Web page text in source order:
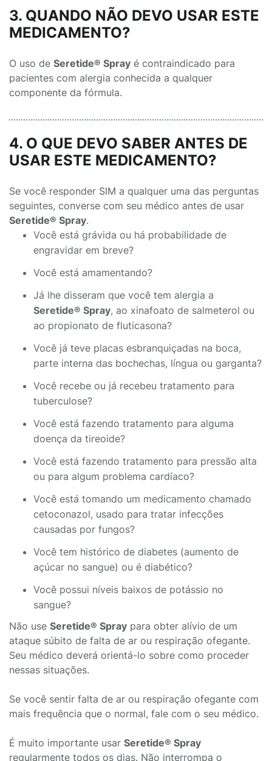
3. QUANDO NÃO DEVO USAR ESTE
MEDICAMENTO?
O uso de Seretide® Spray é contraindicado para
pacientes com alergia conhecida a qualquer
componente da fórmula.
4. O QUE DEVO SABER ANTES DE
USAR ESTE MEDICAMENTO?
Se você responder SIM a qualquer uma das perguntas
seguintes, converse com seu médico antes de usar
Seretide® Spray.
Você está grávida ou há probabilidade de
engravidar em breve?
Você está amamentando?
Já lhe disseram que você tem alergia a
Seretide® Spray, ao xinafoato de salmeterol ou
ao propionato de fluticasona?
Você já teve placas esbranquiçadas na boca,
parte interna das bochechas, língua ou garganta?
Você recebe ou já recebeu tratamento para
tuberculose?
Você está fazendo tratamento para alguma
doença da tireoide?
Você está fazendo tratamento para pressão alta
ou para algum problema cardíaco?
Você está tomando um medicamento chamado
cetoconazol, usado para tratar infecções
causadas por fungos?
Você tem histórico de diabetes (aumento de
açúcar no sangue) ou é diabético?
Você possui níveis baixos de potássio no
sangue?
Não use Seretide® Spray para obter alívio de um
ataque súbito de falta de ar ou respiração ofegante.
Seu médico deverá orientá-lo sobre como proceder
nessas situações.
Se você sentir falta de ar ou respiração ofegante com
mais frequência que o normal, fale com o seu médico.
É muito importante usar Seretide® Spray
regularmente todos os dias. Não interrompa o